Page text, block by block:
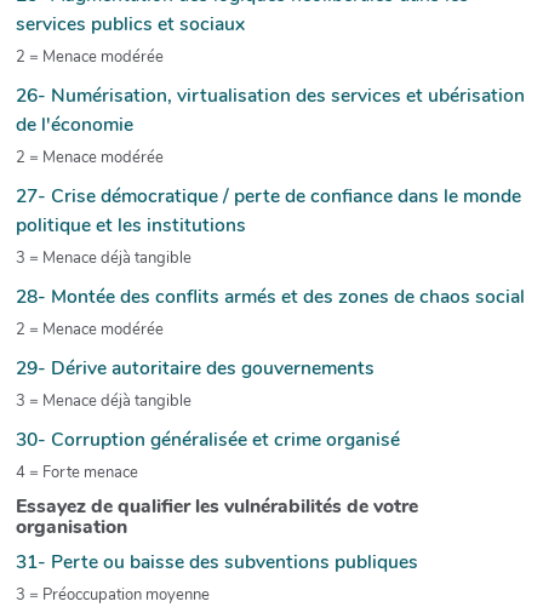
services publics et sociaux
2 = Menace modérée
26- Numérisation, virtualisation des services et ubérisation
de l'économie
2 = Menace modérée
27- Crise démocratique / perte de confiance dans le monde
politique et les institutions
3 = Menace déjà tangible
28- Montée des conflits armés et des zones de chaos social
2 = Menace modérée
29- Dérive autoritaire des gouvernements
3 = Menace déjà tangible
30- Corruption généralisée et crime organisé
4 = Forte menace
Essayez de qualifier les vulnérabilités de votre
organisation
31- Perte ou baisse des subventions publiques
3 = Préoccupation moyenne